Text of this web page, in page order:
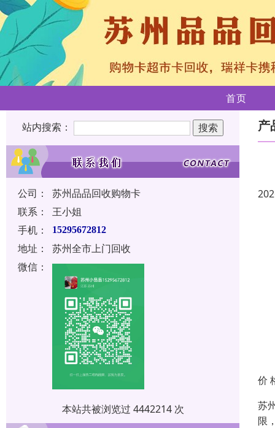
首页
站内搜索：
公司：
苏州品品回收购物卡
联系：
王小姐
手机：
15295672812
地址：
苏州全市上门回收
微信：
本站共被浏览过 4442214 次
产
价
苏
限